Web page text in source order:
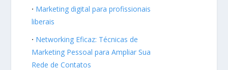
Marketing digital para profissionais
liberais
Networking Eficaz: Técnicas de
Marketing Pessoal para Ampliar Sua
Rede de Contatos